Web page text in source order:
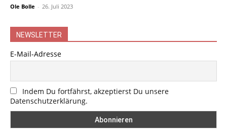
Ole Bolle - 26. Juli 2023
NEWSLETTER
E-Mail-Adresse
Indem Du fortfährst, akzeptierst Du unsere
Datenschutzerklärung.